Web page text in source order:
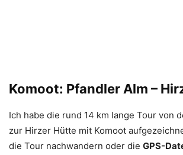
Komoot: Pfandler Alm –
Ich habe die rund 14 km lange Tour von
zur Hirzer Hütte mit Komoot
die Tour nachwandern oder die GPS-